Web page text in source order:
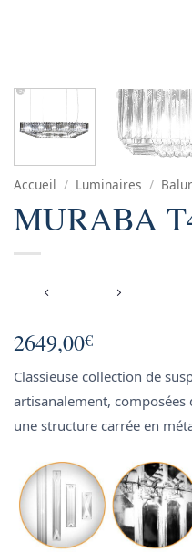
Accueil / Luminaires / Balur
MURABA
2649,00€
Classieuse collection de
artisanalement,
une structure carrée en